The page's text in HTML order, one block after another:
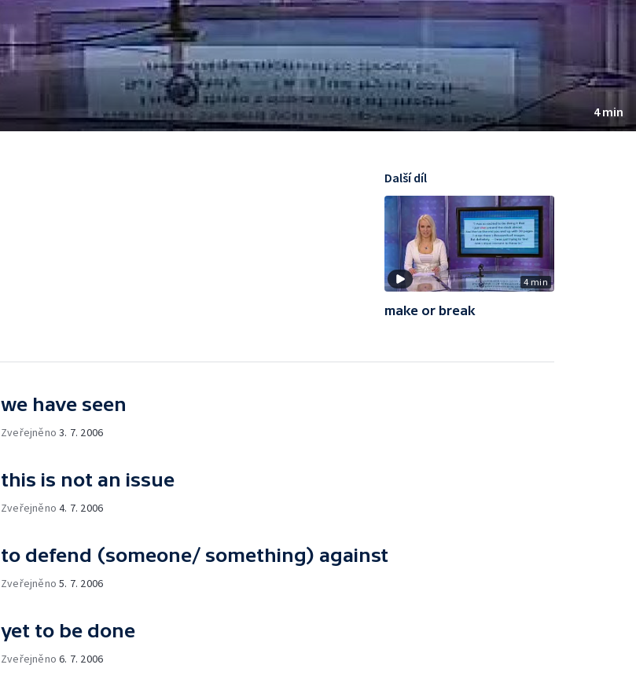
4 min
4 min
Další díl
make or break
we have seen
Zveřejněno3. 7. 2006
this is not an issue
Zveřejněno4. 7. 2006
to defend (someone/ something) against
Zveřejněno5. 7. 2006
yet to be done
Zveřejněno6. 7. 2006